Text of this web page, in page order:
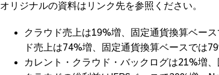
オリジナルの資料はリンク先を参照ください。
クラウド売上は19%増、固定通貨換算ベー
ド売上は74%増、固定通貨換算ベースでは
カレント・クラウド・バックログは21%増